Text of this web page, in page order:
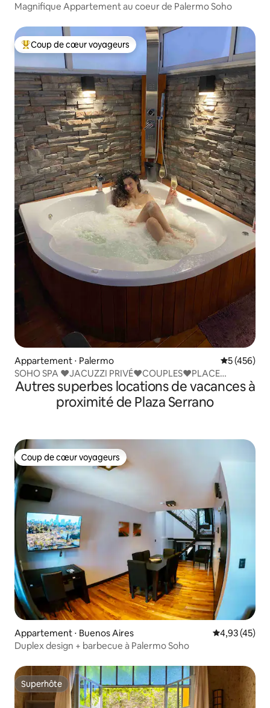
Magnifique Appartement au coeur de Palermo Soho
Coups de cœur voyageurs les plus appréciés
Coup de cœur voyageurs
Appartement ⋅ Palermo Évaluation
5 (456)
SOHO SPA ♥JACUZZI PRIVÉ♥COUPLES♥PLACE
SERRANO♥WiFi
Autres superbes locations de vacances à
proximité de Plaza Serrano
Coup de cœur voyageurs
Coup de cœur voyageurs
Appartement ⋅ Buenos Aires Évaluation
4,93 (45)
Duplex design + barbecue à Palermo Soho
Superhôte
Superhôte